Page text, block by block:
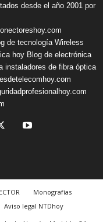
desde el año 2001 por
de tecnología Wireless
hoy Blog de electrónica
instaladores de fibra óptica
Monografías
Aviso legal NTDhoy